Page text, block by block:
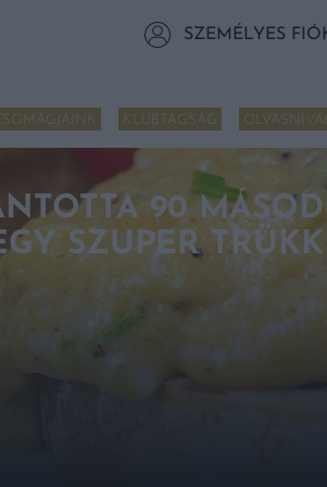
SZEMÉLYES
KLUBTAGSÁG
90
SZUPER